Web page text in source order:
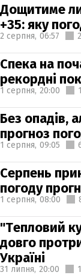
Дощитиме
+35: яку
2 серпня, 06:57
Спека на
рекордні
1 серпня, 20:00
Без опадів,
прогноз
1 серпня, 09:05
Серпень
погоду
1 серпня, 08:00
"Тепловий
довго
Україні
31 липня, 20:00